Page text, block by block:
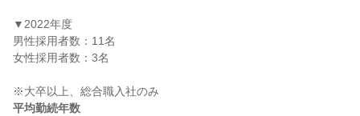
▼2022年度
男性採用者数：11名
女性採用者数：3名
平均勤続年数